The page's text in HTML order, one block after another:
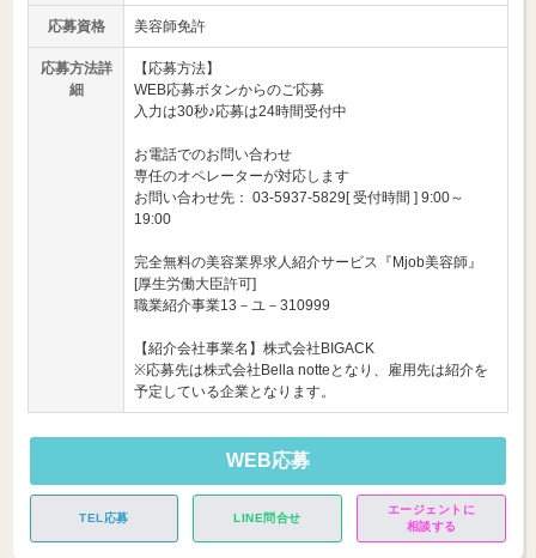
応募資格 美容師免許
応募方法詳
細
【応募方法】
WEB応募ボタンからのご応募
入力は30秒♪応募は24時間受付中
お電話でのお問い合わせ
専任のオペレーターが対応します
お問い合わせ先： 03-5937-5829[ 受付時間 ] 9:00～
19:00
完全無料の美容業界求人紹介サービス『Mjob美容師』
[厚生労働大臣許可]
職業紹介事業13－ユ－310999
【紹介会社事業名】株式会社BIGACK
※応募先は株式会社Bella notteとなり、雇用先は紹介を
予定している企業となります。
WEB応募
TEL応募 LINE問合せ
エージェントに
相談する